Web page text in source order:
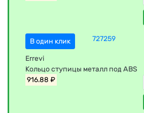
В один клик 727259
Errevi
Кольцо ступицы металл под ABS
916.88 ₽